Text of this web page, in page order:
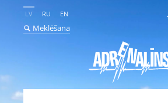
LV RU EN
Meklēšana